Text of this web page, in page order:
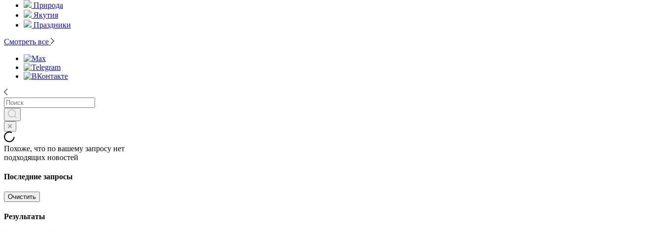
Природа
Якутия
Праздники
Смотреть все
Похоже, что по вашему запросу нет
подходящих новостей
Последние запросы
Очистить
Результаты